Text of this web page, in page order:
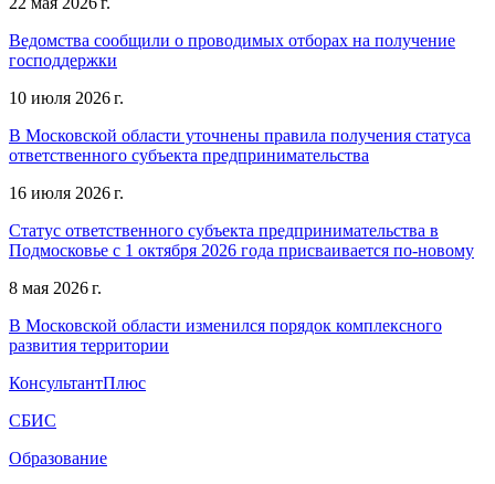
Ведомства сообщили о проводимых отборах на получение
господдержки
10 июля 2026 г.
В Московской области уточнены правила получения статуса
ответственного субъекта предпринимательства
16 июля 2026 г.
Статус ответственного субъекта предпринимательства в
Подмосковье с 1 октября 2026 года присваивается по-новому
8 мая 2026 г.
В Московской области изменился порядок комплексного
развития территории
КонсультантПлюс
СБИС
Образование